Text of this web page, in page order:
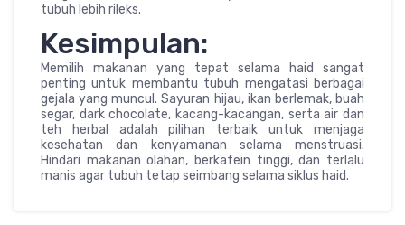
tubuh lebih rileks.
Kesimpulan:
Memilih makanan yang tepat selama haid sangat
penting untuk membantu tubuh mengatasi berbagai
gejala yang muncul. Sayuran hijau, ikan berlemak, buah
segar, dark chocolate, kacang-kacangan, serta air dan
teh herbal adalah pilihan terbaik untuk menjaga
kesehatan dan kenyamanan selama menstruasi.
Hindari makanan olahan, berkafein tinggi, dan terlalu
manis agar tubuh tetap seimbang selama siklus haid.